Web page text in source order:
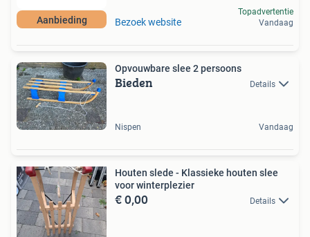
Aanbieding Bezoek website
Topadvertentie
Vandaag
Opvouwbare slee 2 persoons
Bieden Details
Nispen Vandaag
Houten slede - Klassieke houten slee
voor winterplezier
€ 0,00 Details